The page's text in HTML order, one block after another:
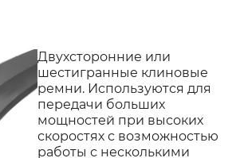
Двухсторонние или
шестигранные клиновые
ремни. Используются для
передачи больших
мощностей при высоких
скоростях с возможностью
работы с несколькими